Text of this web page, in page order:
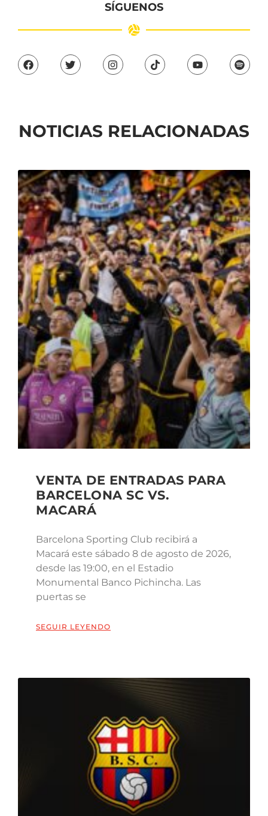
SÍGUENOS
NOTICIAS RELACIONADAS
VENTA DE ENTRADAS PARA
BARCELONA SC VS.
MACARÁ
Barcelona Sporting Club recibirá a
Macará este sábado 8 de agosto de 2026,
desde las 19:00, en el Estadio
Monumental Banco Pichincha. Las
puertas se
SEGUIR LEYENDO